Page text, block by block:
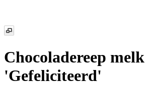
Chocoladereep melk
'Gefeliciteerd'